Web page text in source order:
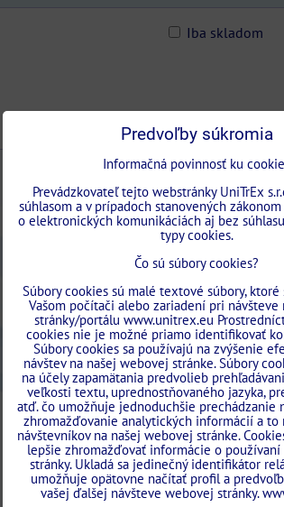
Iba skladom
Predvoľby súkromia
Informačná povinnosť ku
Prevádzkovateľ tejto webstránky UniTrEx
súhlasom a v prípadoch stanovených
o elektronických komunikáciách aj bez
typy cookies.
Čo sú súbory cookies?
Súbory cookies sú malé textové súbory, ktoré
Vašom počítači alebo zariadení pri návšteve
stránky/portálu www.unitrex.eu
cookies nie je možné priamo identifikovať
Súbory cookies sa používajú na zvýšenie
návštev na našej webovej stránke. Súbory
na účely zapamätania predvolieb
veľkosti textu, uprednostňovaného jazyka,
atď. čo umožňuje jednoduchšie prechádzanie
zhromažďovanie analytických informácií a to
návštevníkov na našej webovej stránke.
lepšie zhromažďovať informácie o
stránky. Ukladá sa jedinečný identifikátor
umožňuje opätovne načítať profil a
vašej ďalšej návšteve webovej stránky.